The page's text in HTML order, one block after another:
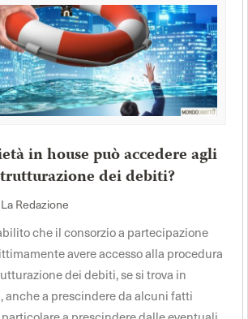
in house può accedere agli
dei debiti?
Redazione
che il consorzio a partecipazione
avere accesso alla procedura
dei debiti, se si trova in
anche a prescindere da alcuni fatti